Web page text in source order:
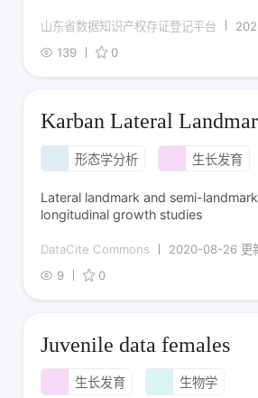
山东省数据知识产权存证登记平台
139
0
Karban Lateral
形态学分析 生长发育
Lateral landmark and semi-
longitudinal growth studies
DataCite Commons
2020-08-26 更
9
0
Juvenile data females
生长发育 生物学